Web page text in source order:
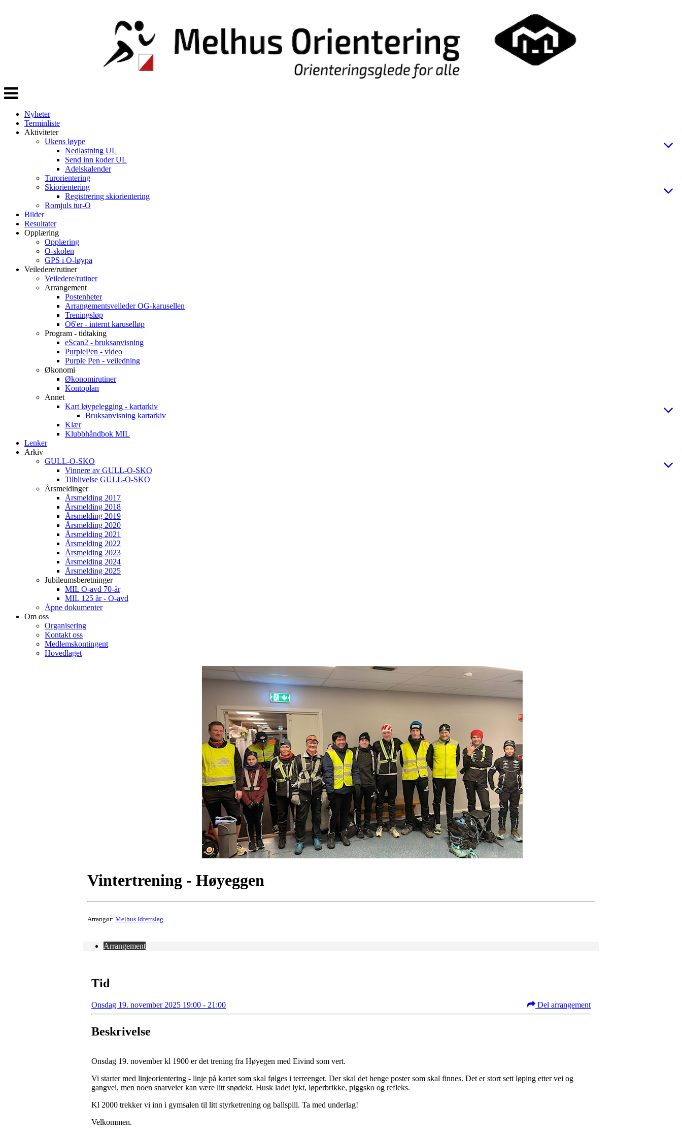
Veksle
navigasjon
Nyheter
Terminliste
Aktiviteter
Ukens løype
Nedlastning UL
Send inn koder UL
Adelskalender
Turorientering
Skiorientering
Registrering skiorientering
Romjuls tur-O
Bilder
Resultater
Opplæring
Opplæring
O-skolen
GPS i O-løypa
Veiledere/rutiner
Veiledere/rutiner
Arrangement
Postenheter
Arrangementsveileder OG-karusellen
Treningsløp
O6'er - internt karuselløp
Program - tidtaking
eScan2 - bruksanvisning
PurplePen - video
Purple Pen - veiledning
Økonomi
Økonomirutiner
Kontoplan
Annet
Kart løypelegging - kartarkiv
Bruksanvisning kartarkiv
Klær
Klubbhåndbok MIL
Lenker
Arkiv
GULL-O-SKO
Vinnere av GULL-O-SKO
Tilblivelse GULL-O-SKO
Årsmeldinger
Årsmelding 2017
Årsmelding 2018
Årsmelding 2019
Årsmelding 2020
Årsmelding 2021
Årsmelding 2022
Årsmelding 2023
Årsmelding 2024
Årsmelding 2025
Jubileumsberetninger
MIL O-avd 70-år
MIL 125 år - O-avd
Åpne dokumenter
Om oss
Organisering
Kontakt oss
Medlemskontingent
Hovedlaget
Vintertrening - Høyeggen
Arrangør: Melhus Idrettslag
Arrangement
Tid
Onsdag 19. november 2025 19:00 - 21:00 Del arrangement
Beskrivelse
Onsdag 19. november kl 1900 er det trening fra Høyegen med Eivind som vert.
Vi starter med linjeorientering - linje på kartet som skal følges i terreenget. Der skal det henge poster som skal finnes. Det er stort sett løping etter vei og
gangvei, men noen snarveier kan være litt snødekt. Husk ladet lykt, løperbrikke, piggsko og refleks.
Kl 2000 trekker vi inn i gymsalen til litt styrketrening og ballspill. Ta med underlag!
Velkommen.